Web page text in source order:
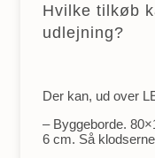
Hvilke tilkøb
udlejning?
Der kan, ud over
– Byggeborde.
6 cm. Så